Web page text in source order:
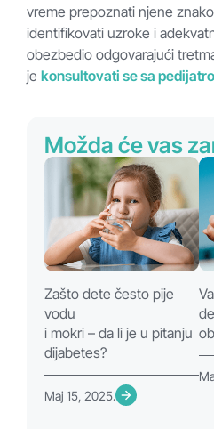
vreme prepoznati njene
identifikovati uzroke i
obezbedio odgovarajući
je konsultovati se sa
Možda će vas
Zašto dete često pije
vodu
i mokri – da li je u pitanju
dijabetes?
Maj 15, 2025.